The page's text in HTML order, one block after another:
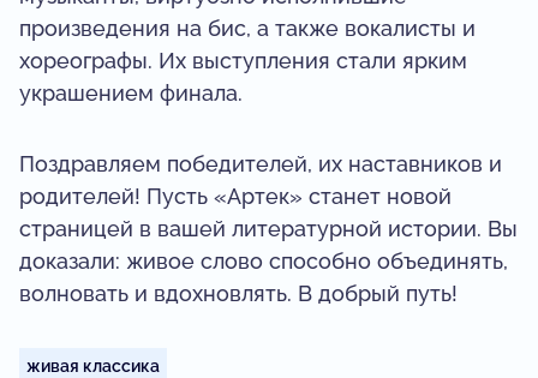
произведения на бис, а также вокалисты и
хореографы. Их выступления стали ярким
украшением финала.
Поздравляем победителей, их наставников и
родителей! Пусть «Артек» станет новой
страницей в вашей литературной истории. Вы
доказали: живое слово способно объединять,
волновать и вдохновлять. В добрый путь!
живая классика